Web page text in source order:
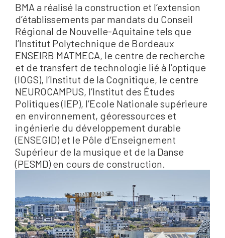
BMA a réalisé la construction et l’extension
d’établissements par mandats du Conseil
Régional de Nouvelle-Aquitaine tels que
l’Institut Polytechnique de Bordeaux
ENSEIRB MATMECA, le centre de recherche
et de transfert de technologie lié à l’optique
(IOGS), l’Institut de la Cognitique, le centre
NEUROCAMPUS, l’Institut des Études
Politiques (IEP), l’Ecole Nationale supérieure
en environnement, géoressources et
ingénierie du développement durable
(ENSEGID) et le Pôle d’Enseignement
Supérieur de la musique et de la Danse
(PESMD) en cours de construction.